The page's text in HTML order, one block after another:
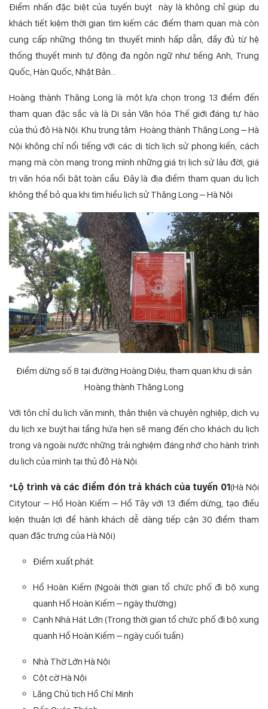
Điểm nhấn đặc biệt của tuyến buýt này là không chỉ giúp du
khách tiết kiệm thời gian tìm kiếm các điểm tham quan mà còn
cung cấp những thông tin thuyết minh hấp dẫn, đầy đủ từ hệ
thống thuyết minh tự động đa ngôn ngữ như tiếng Anh, Trung
Quốc, Hàn Quốc, Nhật Bản…
Hoàng thành Thăng Long là một lựa chọn trong 13 điểm đến
tham quan đặc sắc và là Di sản Văn hóa Thế giới đáng tự hào
của thủ đô Hà Nội. Khu trung tâm Hoàng thành Thăng Long – Hà
Nội không chỉ nổi tiếng với các di tích lịch sử phong kiến, cách
mạng mà còn mang trong mình những giá trị lịch sử lâu đời, giá
trị văn hóa nổi bật toàn cầu. Đây là địa điểm tham quan du lịch
không thể bỏ qua khi tìm hiểu lịch sử Thăng Long – Hà Nội
Điểm dừng số 8 tại đường Hoàng Diệu, tham quan khu di sản
Hoàng thành Thăng Long
Với tôn chỉ du lịch văn minh, thân thiện và chuyên nghiệp, dịch vụ
du lịch xe buýt hai tầng hứa hẹn sẽ mang đến cho khách du lịch
trong và ngoài nước những trải nghiệm đáng nhớ cho hành trình
du lịch của mình tại thủ đô Hà Nội.
*Lộ trình và các điểm đón trả khách của tuyến 01(Hà Nội
Citytour – Hồ Hoàn Kiếm – Hồ Tây với 13 điểm dừng, tạo điều
kiện thuận lợi để hành khách dễ dàng tiếp cận 30 điểm tham
quan đặc trưng của Hà Nội)
Điểm xuất phát:
Hồ Hoàn Kiếm (Ngoài thời gian tổ chức phố đi bộ xung
quanh Hồ Hoàn Kiếm – ngày thường)
Cạnh Nhà Hát Lớn (Trong thời gian tổ chức phố đi bộ xung
quanh Hồ Hoàn Kiếm – ngày cuối tuần)
Nhà Thờ Lớn Hà Nội
Cột cờ Hà Nội
Lăng Chủ tịch Hồ Chí Minh